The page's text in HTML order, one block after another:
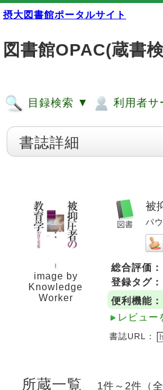
摂大図書館ポータルサイト
図書館OPAC(蔵書
目録検索 ▼ 利用者
書誌詳細
image by
Knowledge
Worker
被
パ
総合評価：
登録タグ：
便利機能：
レビュー
書誌URL：
所蔵一覧 1件～2件（全